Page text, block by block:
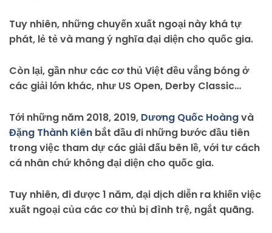
Tuy nhiên, những chuyến xuất ngoại này khá tự
phát, lẻ tẻ và mang ý nghĩa đại diện cho quốc gia.
Còn lại, gần như các cơ thủ Việt đều vắng bóng ở
các giải lớn khác, như US Open, Derby Classic…
Tới những năm 2018, 2019, Dương Quốc Hoàngvà
Đặng Thành Kiên bắt đầu đi những bước đầu tiên
trong việc tham dự các giải đấu bên lề, với tư cách
cá nhân chứ không đại diện cho quốc gia.
Tuy nhiên, đi được 1 năm, đại dịch diễn ra khiến việc
xuất ngoại của các cơ thủ bị đình trệ, ngắt quãng.